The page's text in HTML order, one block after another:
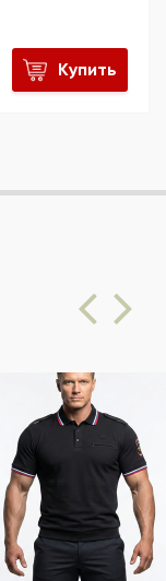
Купить